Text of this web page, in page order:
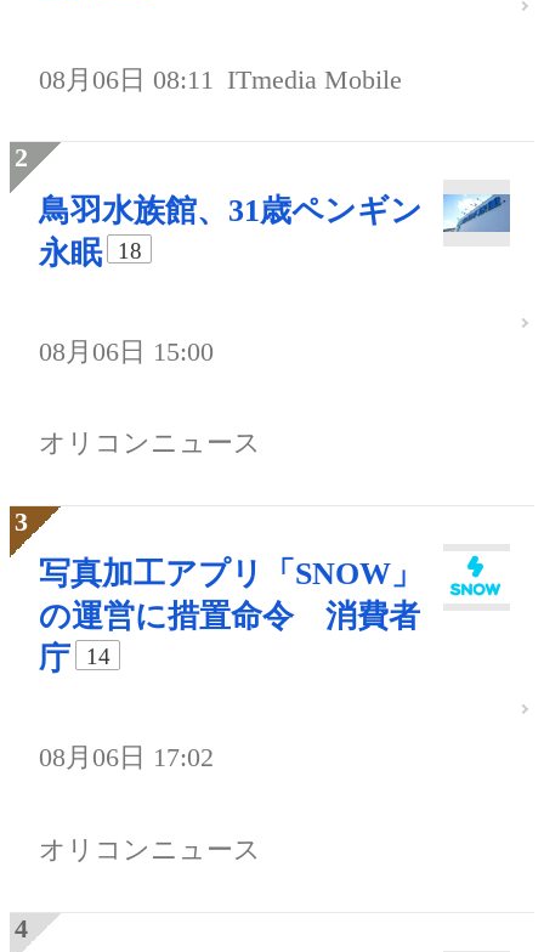
08月06日 08:11 ITmedia Mobile
鳥羽水族館、31歳ペンギン
永眠
18
08月06日 15:00
オリコンニュース
写真加工アプリ「SNOW」
の運営に措置命令 消費者
庁
14
08月06日 17:02
オリコンニュース